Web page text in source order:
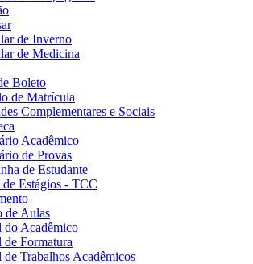
de Inverno
de Medicina
Boleto
de Matrícula
Complementares e Sociais
Acadêmico
de Provas
de Estudante
de Estágios - TCC
de Aulas
do Acadêmico
de Formatura
de Trabalhos Acadêmicos